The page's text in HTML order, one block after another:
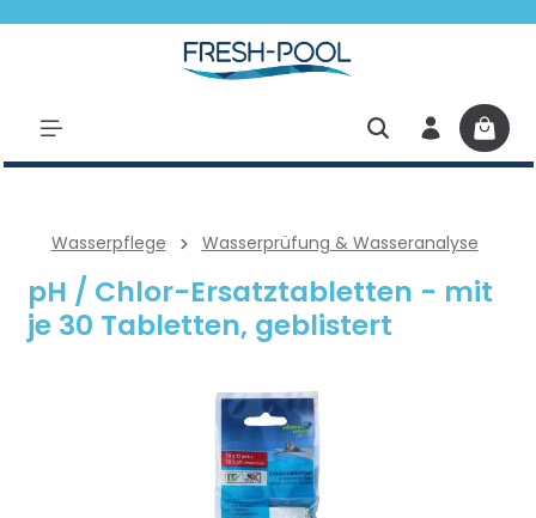
Wasserpflege Wasserprüfung & Wasseranalyse
pH / Chlor-Ersatztabletten - mit
je 30 Tabletten, geblistert
Bildergalerie überspringen